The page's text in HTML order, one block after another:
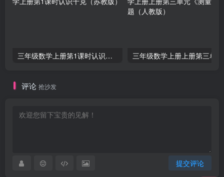
三年级数学上册第1课时认识千克（苏教版）
评论 抢沙发
提交评论